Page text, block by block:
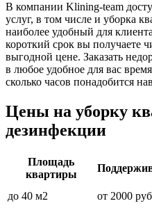
В компании Klining-team
услуг, в том числе и уборка
наиболее удобный для
короткий срок вы получаете
выгодной цене. Заказать
в любое удобное для вас
сколько часов понадобится
Цены на уборку
дезинфекции
Площадь
квартиры
до 40 м2
от 2000